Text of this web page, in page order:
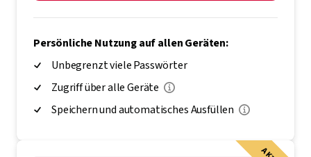
Persönliche Nutzung auf allen Geräten:
Unbegrenzt viele Passwörter
Zugriff über alle Geräte
Speichern und automatisches Ausfüllen